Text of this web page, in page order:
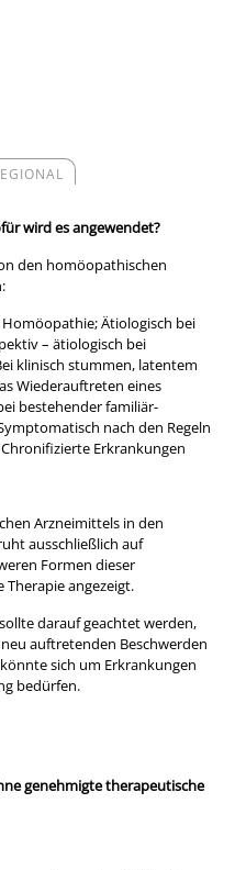
wird es angewendet?
den homöopathischen
Ätiologisch bei
– ätiologisch bei
klinisch stummen, latentem
Wiederauftreten eines
bestehender familiär-
nach den Regeln
Erkrankungen
Arzneimittels in den
ausschließlich auf
Formen dieser
Therapie angezeigt.
darauf geachtet werden,
auftretenden Beschwerden
sich um Erkrankungen
bedürfen.
genehmigte therapeutische